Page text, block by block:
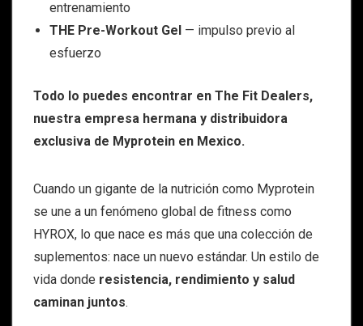
entrenamiento
THE Pre-Workout Gel — impulso previo al
esfuerzo
Todo lo puedes encontrar en The Fit Dealers,
nuestra empresa hermana y distribuidora
exclusiva de Myprotein en Mexico.
Cuando un gigante de la nutrición como Myprotein
se une a un fenómeno global de fitness como
HYROX, lo que nace es más que una colección de
suplementos: nace un nuevo estándar. Un estilo de
vida donde resistencia, rendimiento y salud
caminan juntos.